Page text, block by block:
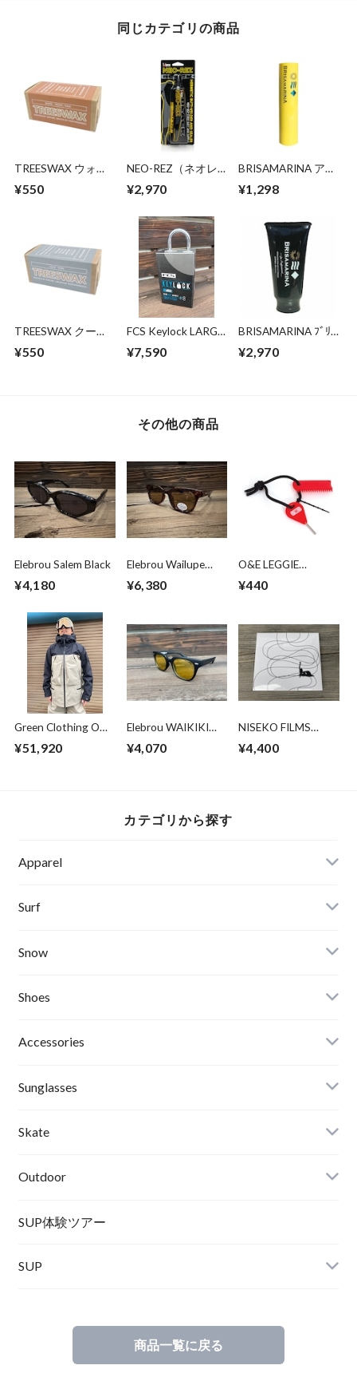
同じカテゴリの商品
TREESWAX ウォー
¥550
NEO-REZ（ネオレ
ア）ウェットスーツ
¥2,970
BRISAMARINA アス
プ
¥1,298
TREESWAX クール
コート用 85g
¥550
FCS Keylock LARGE
¥7,590
BRISAMARINA ﾌﾞﾘｻ
UVｸﾘｰﾑ 70g (WHT)
¥2,970
その他の商品
Elebrou Salem Black
¥4,180
Elebrou Wailupe
Polarized（鯖江産偏
¥6,380
O&E LEGGIE
¥440
Green Clothing OGA
Sandgrey/Black Lサ
¥51,920
Elebrou WAIKIKI
¥4,070
NISEKO FILMS
Focus-
¥4,400
カテゴリから探す
Apparel
Banks Journal
Critical Slide(TCSS)
Afends
Roial
RVCA
ACER
Turn Me On
KAYA
Surf
Surfboards
Wetsuits,Rush Guard
Winter Goods
Snow
Board
Binding
Boots
Bc Gear
Goggle
Helmet
SOX
Shoes
Sandals
Shoes
Winter Shoes
Accessories
Other
Sunglasses
Skate
Outdoor
Norrona
SUP体験ツアー
SUP
商品一覧に戻る